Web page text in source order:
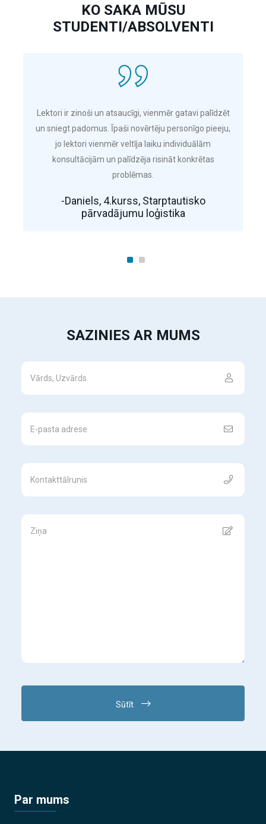
KO SAKA MŪSU
STUDENTI/ABSOLVENTI
Lektori ir zinoši un atsaucīgi, vienmēr gatavi palīdzēt
un sniegt padomus. Īpaši novērtēju personīgo pieeju,
jo lektori vienmēr veltīja laiku individuālām
konsultācijām un palīdzēja risināt konkrētas
problēmas.
-Daniels, 4.kurss, Starptautisko
pārvadājumu loģistika
SAZINIES AR MUMS
Sūtīt
Par mums